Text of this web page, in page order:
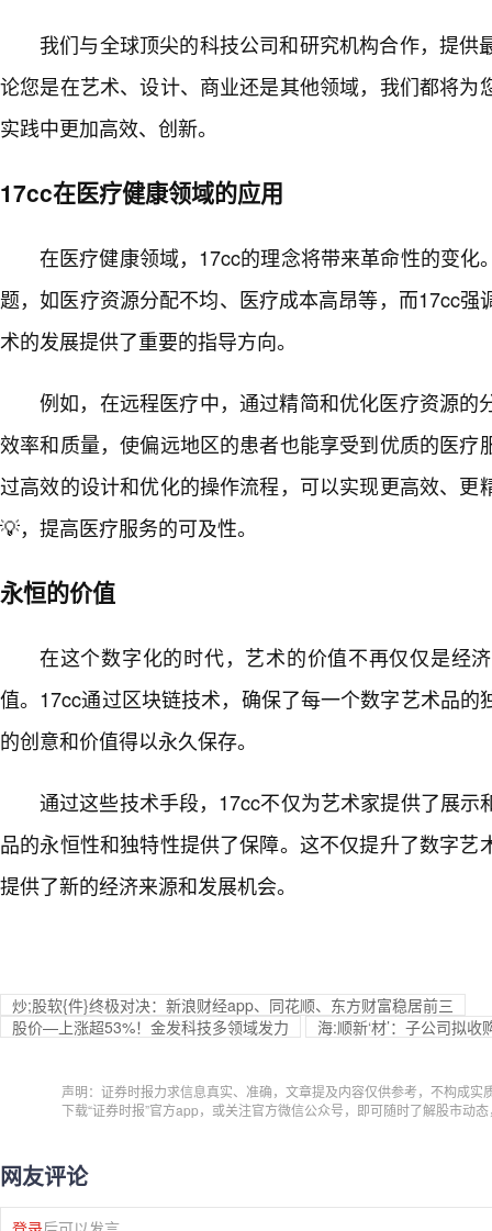
我们与全球顶尖的科技公司和研究机构合作，提供
论您是在艺术、设计、商业还是其他领域，我们都将为
实践中更加高效、创新。
17cc在医疗健康领域的应用
在医疗健康领域，17cc的理念将带来革命性的变化
题，如医疗资源分配不均、医疗成本高昂等，而17cc强
术的发展提供了重要的指导方向。
例如，在远程医疗中，通过精简和优化医疗资源的
效率和质量，使偏远地区的患者也能享受到优质的医疗
过高效的设计和优化的操作流程，可以实现更高效、更
💡，提高医疗服务的可及性。
永恒的价值
在这个数字化的时代，艺术的价值不再仅仅是经
值。17cc通过区块链技术，确保了每一个数字艺术品的
的创意和价值得以永久保存。
通过这些技术手段，17cc不仅为艺术家提供了展示
品的永恒性和独特性提供了保障。这不仅提升了数字艺
提供了新的经济来源和发展机会。
炒;股软{件}终极对决：新浪财经app、同花顺、东方财富稳居前三
股价—上涨超53%！金发科技多领域发力
海:顺新‘材’：子公司拟
声明：证券时报力求信息真实、准确，文章提及内容仅供参考，不构成实
下载“证券时报”官方app，或关注官方微信公众号，即可随时了解股市动
网友评论